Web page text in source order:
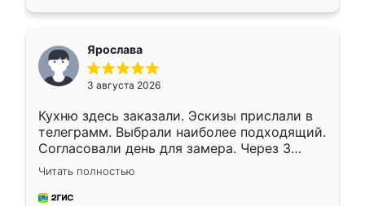
Ярослава
3 августа 2026
Кухню здесь заказали. Эскизы прислали в
телеграмм. Выбрали наиболее подходящий.
Согласовали день для замера. Через 3
недели кухня была уже готова. Остались
довольны работой. Спасибо Ренессанс
мебель за качественную работу!
Читать полностью